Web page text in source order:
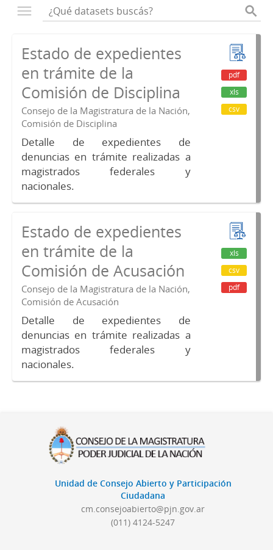
Estado de expedientes
en trámite de la
Comisión de Disciplina
Consejo de la Magistratura de la Nación,
Comisión de Disciplina
Detalle de expedientes de
denuncias en trámite realizadas a
magistrados federales y
nacionales.
pdf
xls
csv
Estado de expedientes
en trámite de la
Comisión de Acusación
Consejo de la Magistratura de la Nación,
Comisión de Acusación
Detalle de expedientes de
denuncias en trámite realizadas a
magistrados federales y
nacionales.
xls
csv
pdf
Unidad de Consejo Abierto y Participación
Ciudadana
cm.consejoabierto@pjn.gov.ar
(011) 4124-5247